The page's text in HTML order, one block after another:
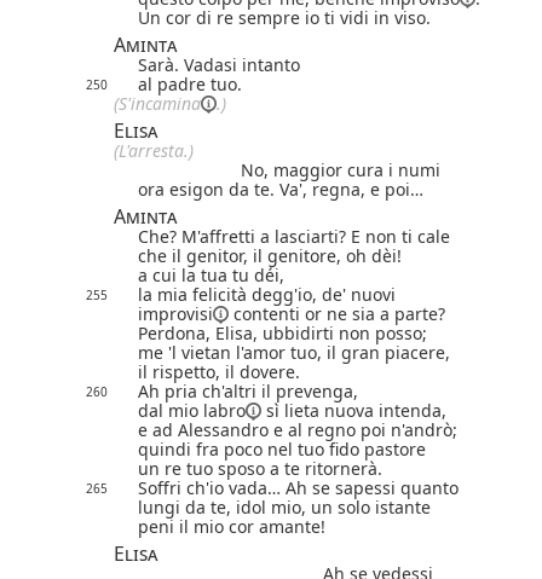
Un cor di re sempre io ti vidi in viso.
Aminta
Sarà. Vadasi intanto
250
al padre tuo.
(S'incamina .)
Elisa
(L'arresta.)
No, maggior cura i numi
ora esigon da te. Va', regna, e poi…
Aminta
Che? M'affretti a lasciarti? E non ti cale
che il genitor, il genitore, oh dèi!
a cui la tua tu déi,
255
la mia felicità degg'io, de' nuovi
improvisi
contenti or ne sia a parte?
Perdona, Elisa, ubbidirti non posso;
me 'l vietan l'amor tuo, il gran piacere,
il rispetto, il dovere.
260
Ah pria ch'altri il prevenga,
dal mio labro
sì lieta nuova intenda,
e ad Alessandro e al regno poi n'andrò;
quindi fra poco nel tuo fido pastore
un re tuo sposo a te ritornerà.
265
Soffri ch'io vada… Ah se sapessi quanto
lungi da te, idol mio, un solo istante
peni il mio cor amante!
Elisa
Ah se vedessi